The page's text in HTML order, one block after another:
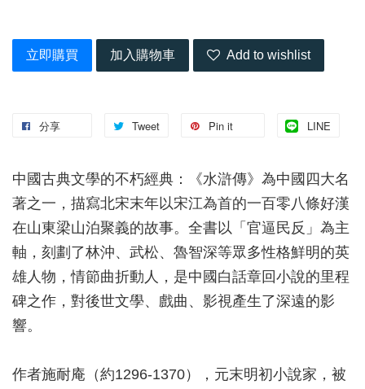
立即購買 加入購物車 Add to wishlist
分享 Tweet Pin it LINE
中國古典文學的不朽經典：《水滸傳》為中國四大名
著之一，描寫北宋末年以宋江為首的一百零八條好漢
在山東梁山泊聚義的故事。全書以「官逼民反」為主
軸，刻劃了林沖、武松、魯智深等眾多性格鮮明的英
雄人物，情節曲折動人，是中國白話章回小說的里程
碑之作，對後世文學、戲曲、影視產生了深遠的影
響。
作者施耐庵（約1296-1370），元末明初小說家，被